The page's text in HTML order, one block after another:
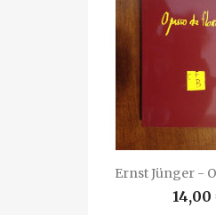
Ernst Jünger -
14,00